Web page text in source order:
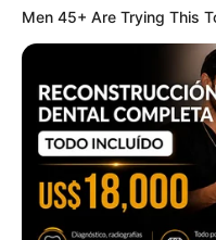
เรื่องบนเตียง กับ ราศีกุ
กุมภาพันธ์)
ด้วยความเป็นคนธาตุ
สุขใจ เรื่องบนเตียงจะเ
กกว่าความสุขทางกายแ
กุมภ์เป็นคนที่มีเพื่อนมาก
Men 45+ Are Trying This